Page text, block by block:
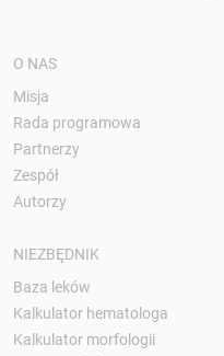
O NAS
Misja
Rada programowa
Partnerzy
Zespół
Autorzy
NIEZBĘDNIK
Baza leków
Kalkulator hematologa
Kalkulator morfologii